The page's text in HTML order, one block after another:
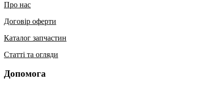
Про нас
Договір оферти
Каталог запчастин
Статті та огляди
Допомога